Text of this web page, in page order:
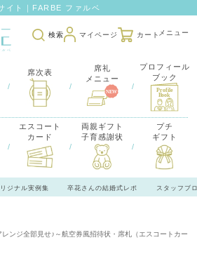
イト｜FARBE ファルベ
検索 マイページ カート
/
席次表
/
席礼
メニュー
/
プロフィール
ブック
/
エスコート
カード
/
両親ギフト
子育感謝状
/
プチ
ギフト
ジナル実例集 卒花さんの結婚式レポ スタッフブ
ンジ全部見せ♪～航空券風招待状・席札（エスコートカー